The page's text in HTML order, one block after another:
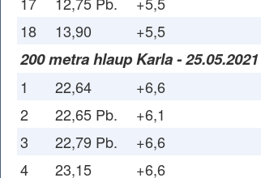
18
13,90 +5,5
200 metra hlaup Karla - 25.05.2021
1 22,64 +6,6
2
22,65 Pb. +6,1
3
22,79 Pb. +6,6
4
23,15 +6,6